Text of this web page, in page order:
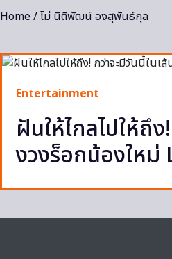
Home/ โม่ นิติพัฒน์ องสุพันธ์กุล
Entertainment
ฝันให้ไกลไปให้ถึ
งวงร็อกน้องให